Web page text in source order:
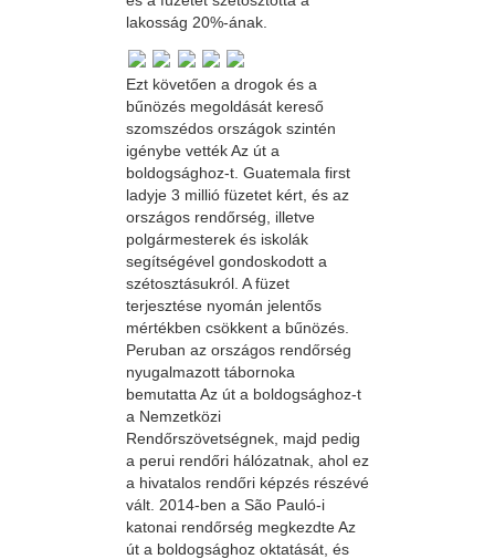
lakosság 20%-ának.
Ezt követően a drogok és a
bűnözés megoldását kereső
szomszédos országok szintén
igénybe vették Az út a
boldogsághoz-t. Guatemala first
ladyje 3 millió füzetet kért, és az
országos rendőrség, illetve
polgármesterek és iskolák
segítségével gondoskodott a
szétosztásukról. A füzet
terjesztése nyomán jelentős
mértékben csökkent a bűnözés.
Peruban az országos rendőrség
nyugalmazott tábornoka
bemutatta Az út a boldogsághoz-t
a Nemzetközi
Rendőrszövetségnek, majd pedig
a perui rendőri hálózatnak, ahol ez
a hivatalos rendőri képzés részévé
vált. 2014-ben a São Pauló-i
katonai rendőrség megkezdte Az
út a boldogsághoz oktatását, és